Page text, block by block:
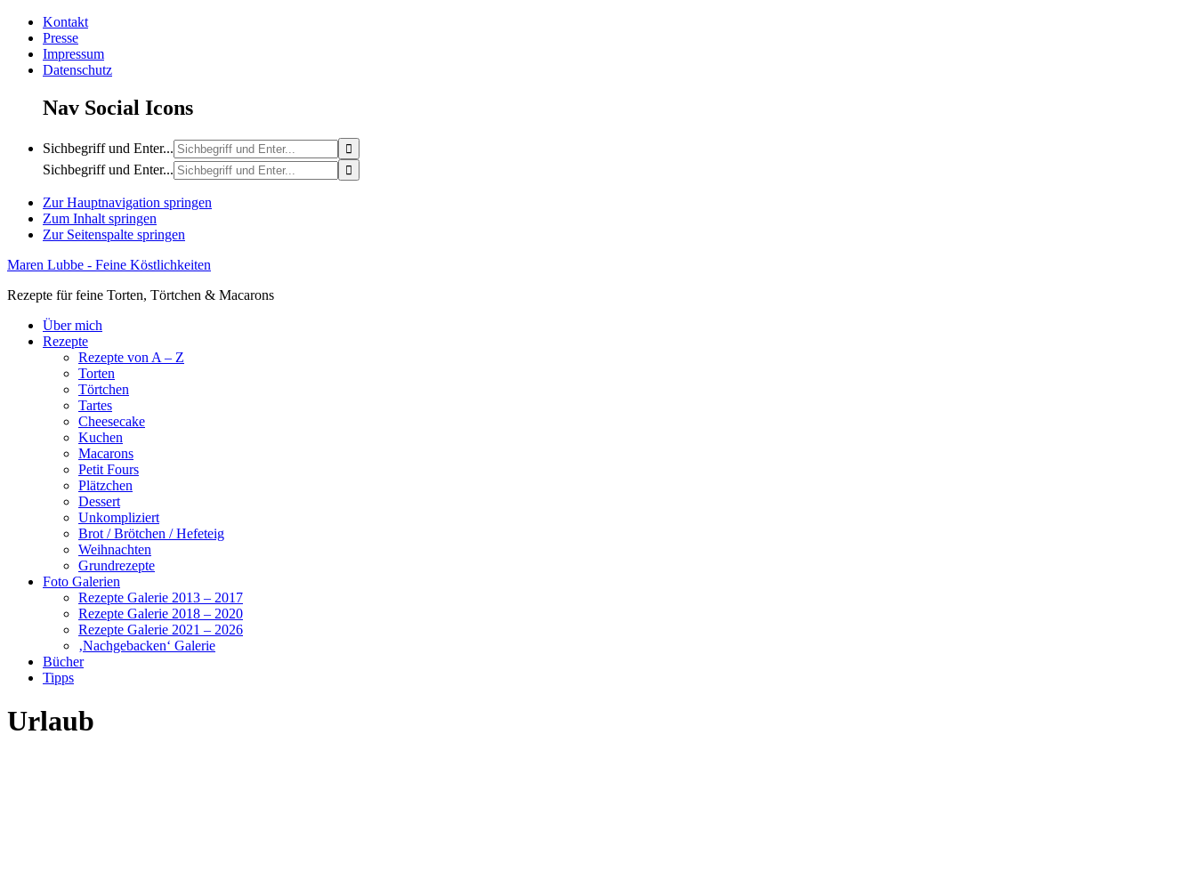
Kontakt
Presse
Impressum
Datenschutz
Nav Social Icons
Sichbegriff und Enter...
Sichbegriff und Enter...
Zur Hauptnavigation springen
Zum Inhalt springen
Zur Seitenspalte springen
Maren Lubbe - Feine Köstlichkeiten
Rezepte für feine Torten, Törtchen & Macarons
Über mich
Rezepte
Rezepte von A – Z
Torten
Törtchen
Tartes
Cheesecake
Kuchen
Macarons
Petit Fours
Plätzchen
Dessert
Unkompliziert
Brot / Brötchen / Hefeteig
Weihnachten
Grundrezepte
Foto Galerien
Rezepte Galerie 2013 – 2017
Rezepte Galerie 2018 – 2020
Rezepte Galerie 2021 – 2026
‚Nachgebacken‘ Galerie
Bücher
Tipps
Urlaub